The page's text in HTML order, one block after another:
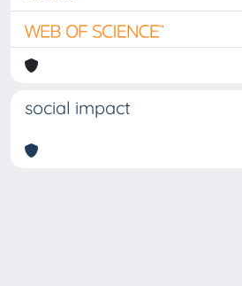
social impact